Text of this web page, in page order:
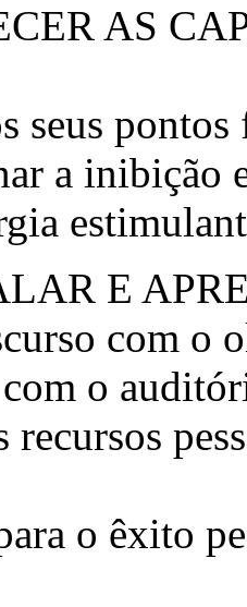
AS
seus pontos
a inibição
E
com o
o
recursos
o êxito